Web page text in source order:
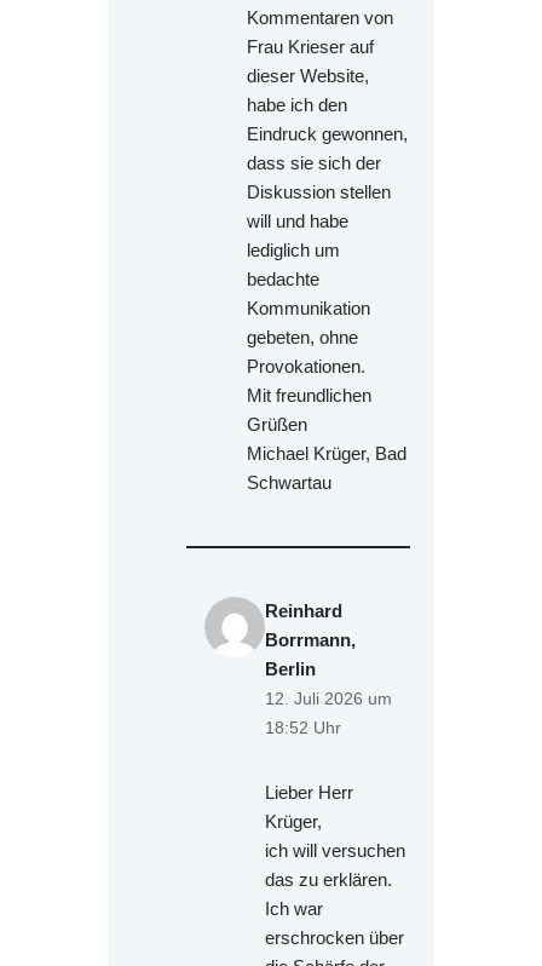
Kommentaren von
Frau Krieser auf
dieser Website,
habe ich den
Eindruck gewonnen,
dass sie sich der
Diskussion stellen
will und habe
lediglich um
bedachte
Kommunikation
gebeten, ohne
Provokationen.
Mit freundlichen
Grüßen
Michael Krüger, Bad
Schwartau
Reinhard
Borrmann,
Berlin
12. Juli 2026 um
18:52 Uhr
Lieber Herr
Krüger,
ich will versuchen
das zu erklären.
Ich war
erschrocken über